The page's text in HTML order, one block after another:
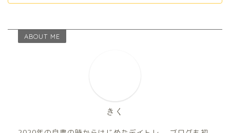
ABOUT ME
きく